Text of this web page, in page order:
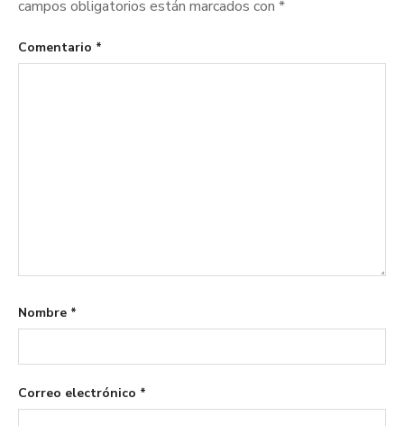
campos obligatorios están marcados con *
Comentario *
Nombre *
Correo electrónico *